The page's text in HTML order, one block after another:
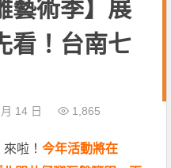
藝術季】展
看！台南七
14 日 1,865
來啦！今年活動將在